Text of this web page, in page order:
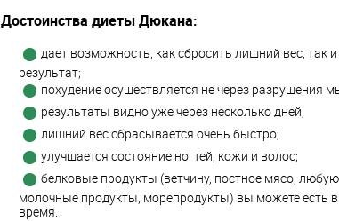
Достоинства диеты Дюкана:
дает возможность, как сбросить лишний вес, так
результат;
похудение осуществляется не через разрушения
результаты видно уже через несколько дней;
лишний вес сбрасывается очень быстро;
улучшается состояние ногтей, кожи и волос;
белковые продукты (ветчину, постное мясо,
молочные продукты, морепродукты) вы можете есть
время.